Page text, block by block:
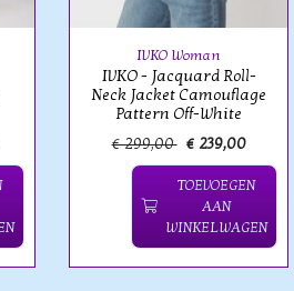
IVKO Woman
IVKO - Jacquard Roll-
Neck Jacket Camouflage
Pattern Off-White
€ 299,00 € 239,00
TOEVOEGEN
AAN
WINKELWAGEN